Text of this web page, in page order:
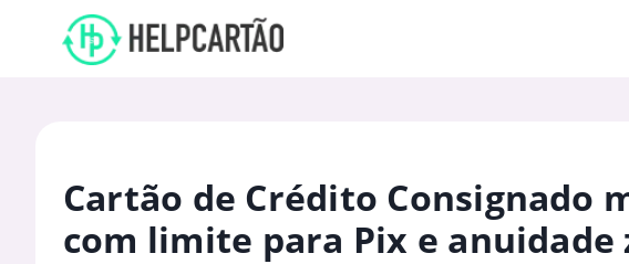
Cartão de Crédito Consignado
com limite para Pix e anuidade